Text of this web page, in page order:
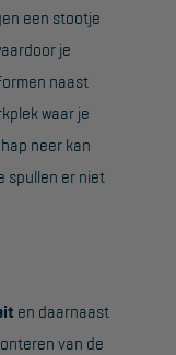
een stootje
je
naast
waar je
neer kan
spullen er niet
en daarnaast
van de